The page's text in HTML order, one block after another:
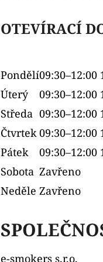
OTEVÍRACÍ
Pondělí09:30–12:00
Úterý
09:30–12:00
Středa 09:30–12:00
Čtvrtek 09:30–12:00
Pátek
09:30–12:00
Sobota Zavřeno
Neděle Zavřeno
e-smokers s.r.o.
Původně: 109 Kč